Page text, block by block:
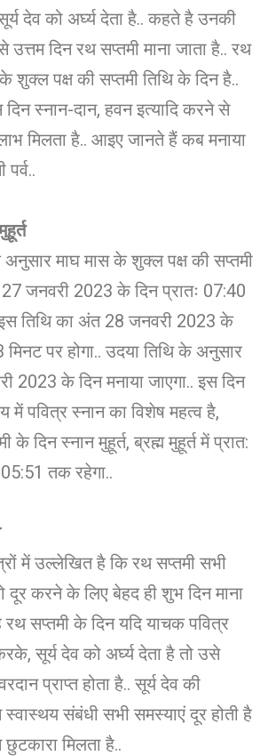
देव को अर्घ्य देता है.. कहते है उनकी
दिन रथ सप्तमी माना जाता है.. रथ
शुक्ल पक्ष की सप्तमी तिथि के दिन है..
दिन स्नान-दान, हवन इत्यादि करने से
मिलता है.. आइए जानते हैं कब मनाया
माघ मास के शुक्ल पक्ष की सप्तमी
27 जनवरी 2023 के दिन प्रातः 07:40
इस तिथि का अंत 28 जनवरी 2023 के
पर होगा.. उदया तिथि के अनुसार
2023 के दिन मनाया जाएगा.. इस दिन
पवित्र स्नान का विशेष महत्व है,
के दिन स्नान मुहूर्त, ब्रह्म मुहूर्त में प्रात:
तक रहेगा..
में उल्लेखित है कि रथ सप्तमी सभी
दूर करने के लिए बेहद ही शुभ दिन माना
सप्तमी के दिन यदि याचक पवित्र
सूर्य देव को अर्घ्य देता है तो उसे
प्राप्त होता है.. सूर्य देव की
संबंधी सभी समस्याएं दूर होती है
मिलता है..